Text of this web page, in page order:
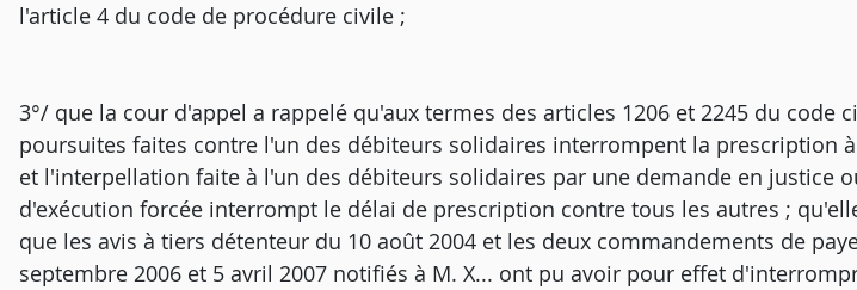
l'article 4 du code de procédure civile ;
3°/ que la cour d'appel a rappelé qu'aux termes des articles 1206 et 2245 du code
poursuites faites contre l'un des débiteurs solidaires interrompent la prescription
et l'interpellation faite à l'un des débiteurs solidaires par une demande en justice
d'exécution forcée interrompt le délai de prescription contre tous les autres ;
que les avis à tiers détenteur du 10 août 2004 et les deux commandements de
septembre 2006 et 5 avril 2007 notifiés à M. X... ont pu avoir pour effet